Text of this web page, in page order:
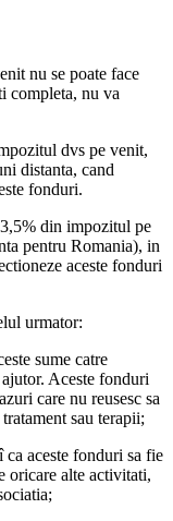
nu se poate face
completa, nu va
dvs pe venit,
distanta, cand
fonduri.
din impozitul pe
pentru Romania), in
aceste fonduri
urmator:
sume catre
Aceste fonduri
care nu reusesc sa
sau terapii;
aceste fonduri sa fie
oricare alte activitati,